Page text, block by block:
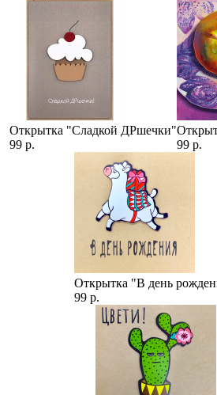
Открытка "Сладкой ДРшечки"
99 р.
99 р.
Открытка "В день
99 р.